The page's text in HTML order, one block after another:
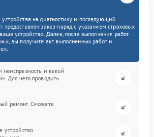
на диагностику и последующий
предоставлен заказ-наряд с указанием страховых
устройство. Далее, после выполнения работ
вы получите акт выполненных работ и
и какой
Для чего проводить
ремонт. Сможете
устройство